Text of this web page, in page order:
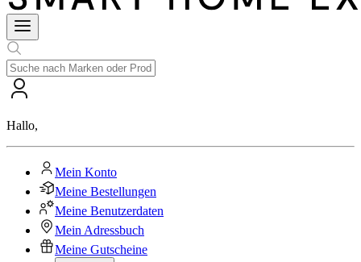
Hallo,
Mein Konto
Meine Bestellungen
Meine Benutzerdaten
Mein Adressbuch
Meine Gutscheine